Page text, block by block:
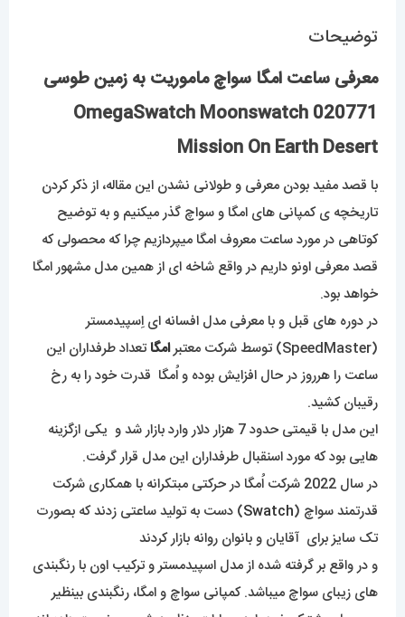
توضیحات
معرفی ساعت امگا سواچ ماموریت به زمین طوسی
020771 OmegaSwatch Moonswatch
Mission On Earth Desert‏
با قصد مفید بودن معرفی و طولانی نشدن این مقاله، از ذکر کردن
تاریخچه ی کمپانی های امگا و سواچ گذر میکنیم و به توضیح
کوتاهی در مورد ساعت معروف امگا میپردازیم چرا که محصولی که
قصد معرفی اونو داریم در واقع شاخه ای از همین مدل مشهور امگا
خواهد بود.
در دوره های قبل و با معرفی مدل افسانه ای اِسپیدمستر
(SpeedMaster) توسط شرکت معتبر
امگا تعداد طرفداران این
ساعت را هرروز در حال افزایش بوده و اُمگا قدرت خود را به رخ
رقیبان کشید.
این مدل با قیمتی حدود 7 هزار دلار وارد بازار شد و یکی ازگزینه
هایی بود که مورد اسنقبال طرفداران این مدل قرار گرفت.
در سال 2022 شرکت اُمگا در حرکتی مبتکرانه با همکاری شرکت
قدرتمند سواچ (Swatch) دست به تولید ساعتی زدند که بصورت
تک سایز برای آقایان و بانوان روانه بازار کردند
و در واقع بر گرفته شده از مدل اسپیدمستر و ترکیب اون با رنگبندی
های زیبای سواچ میباشد. کمپانی سواچ و امگا، رنگبندی بینظیر